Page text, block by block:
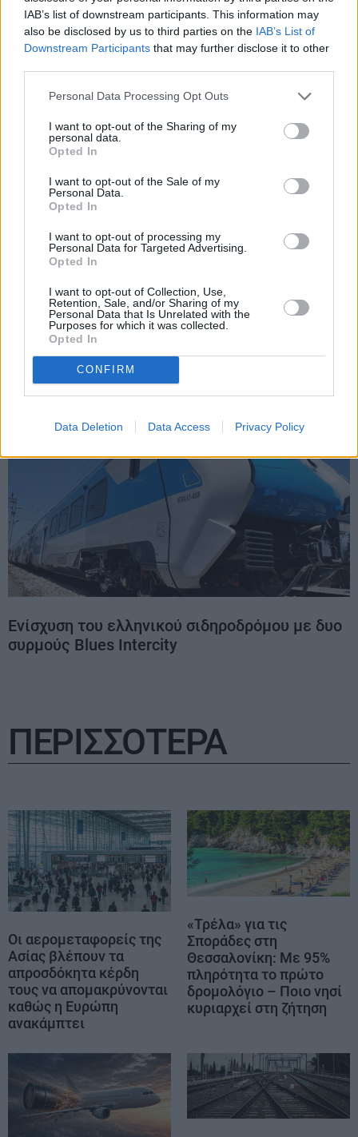
IAB’s list of downstream participants. This information may
also be disclosed by us to third parties on the IAB’s List of
Downstream Participants that may further disclose it to other
Personal Data Processing Opt Outs
I want to opt-out of the Sharing of my
personal data.
Opted In
I want to opt-out of the Sale of my
Personal Data.
Opted In
I want to opt-out of processing my
Personal Data for Targeted Advertising.
Opted In
I want to opt-out of Collection, Use,
Retention, Sale, and/or Sharing of my
Personal Data that Is Unrelated with the
Purposes for which it was collected.
Opted In
CONFIRM
Data Deletion Data Access Privacy Policy
λεωφορείων – Καταγγέλλουν ασφυκτικά και
ανέφικτα ωράρια
Hellenic Train: Διακοπή δρομολογίων στη
γραμμή Λάρισα – Θεσσαλονίκη λόγω
πυρκαγιάς
Ενίσχυση του ελληνικού σιδηροδρόμου με δυο
συρμούς Blues Intercity
ΠΕΡΙΣΣΟΤΕΡΑ
Οι αερομεταφορείς της
Ασίας βλέπουν τα
απροσδόκητα κέρδη
τους να απομακρύνονται
καθώς η Ευρώπη
ανακάμπτει
«Τρέλα» για τις
Σποράδες στη
Θεσσαλονίκη: Με 95%
πληρότητα το πρώτο
δρομολόγιο – Ποιο νησί
κυριαρχεί στη ζήτηση